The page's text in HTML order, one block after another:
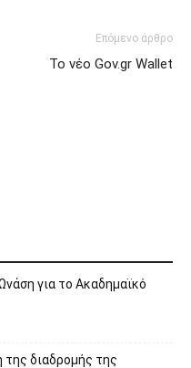
Επόμενο άρθρο
Το νέο Gov.gr Wallet
για το Ακαδημαϊκό
της διαδρομής της